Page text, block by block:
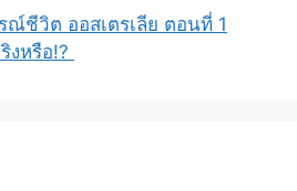
ณ์ชีวิต ออสเตรเลีย ตอนที่ 1
งหรือ!?